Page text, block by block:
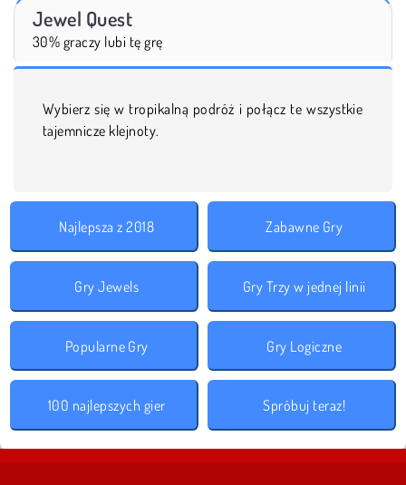
Jewel Quest
30% graczy lubi tę grę
Wybierz się w tropikalną podróż i połącz te wszystkie
tajemnicze klejnoty.
Najlepsza z 2018 Zabawne Gry
Gry Jewels Gry Trzy w jednej linii
Popularne Gry Gry Logiczne
100 najlepszych gier Spróbuj teraz!